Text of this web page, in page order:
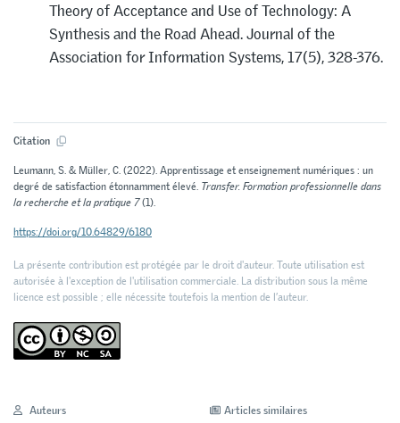
Theory of Acceptance and Use of Technology: A
Synthesis and the Road Ahead. Journal of the
Association for Information Systems, 17(5), 328-376.
Citation
Leumann, S. & Müller, C. (2022). Apprentissage et enseignement numériques : un
degré de satisfaction étonnamment élevé. Transfer. Formation professionnelle dans
la recherche et la pratique 7(1).
https://doi.org/10.64829/6180
La présente contribution est protégée par le droit d'auteur. Toute utilisation est
autorisée à l'exception de l'utilisation commerciale. La distribution sous la même
licence est possible ; elle nécessite toutefois la mention de l’auteur.
Auteurs Articles similaires